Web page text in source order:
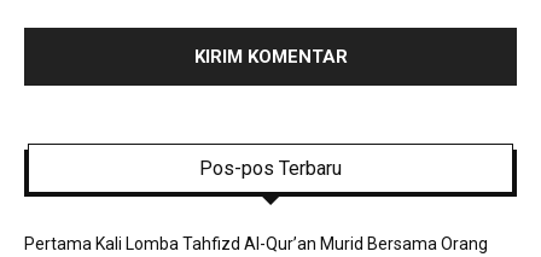
Pos-pos Terbaru
Pertama Kali Lomba Tahfizd Al-Qur’an Murid Bersama Orang